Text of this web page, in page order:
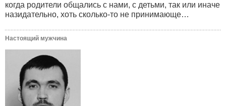
когда родители общались с нами, с детьми, так или иначе
назидательно, хоть сколько-то не принимающе…
Настоящий мужчина